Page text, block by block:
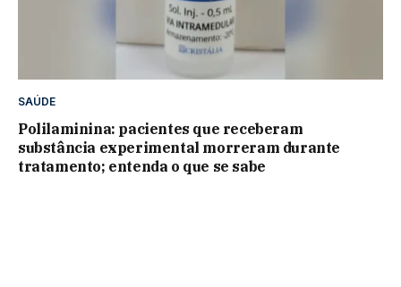
SAÚDE
Polilaminina: pacientes que receberam
substância experimental morreram durante
tratamento; entenda o que se sabe